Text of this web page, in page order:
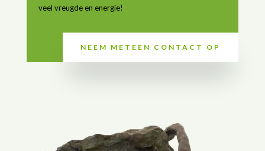
veel vreugde en energie!
NEEM METEEN CONTACT OP